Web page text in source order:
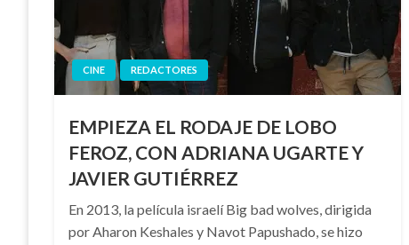
CINE REDACTORES
EMPIEZA EL RODAJE DE LOBO
FEROZ, CON ADRIANA UGARTE Y
JAVIER GUTIÉRREZ
En 2013, la película israelí Big bad wolves, dirigida
por Aharon Keshales y Navot Papushado, se hizo